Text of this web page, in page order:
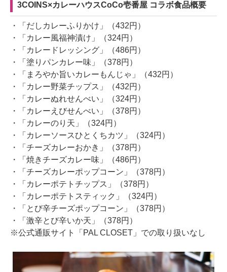
3COINS×カレーハウスCoCo壱番屋 コラボ食品概要
・「だしカレーふりかけ」（432円）
・「カレー風福神漬け」（324円）
・「カレードレッシング」（486円）
・「塗りパンカレー味」（378円）
・「まろやか旨いカレーもんじゃ」（432円）
・「カレー野菜チップス」（432円）
・「カレーぬれせんべい」（324円）
・「カレーえびせんべい」（378円）
・「カレーのり天」（324円）
・「カレーソースひとくちカツ」（324円）
・「チーズカレーおかき」（378円）
・「焼きチーズカレー味」（486円）
・「チーズカレーポップコーン」（378円）
・「カレーポテトチップス」（378円）
・「カレーポテトスティック」（324円）
・「とび辛チーズポップコーン」（378円）
・「激辛とび辛いか天」（378円）
※公式通販サイト「PAL CLOSET」での取り扱いなし